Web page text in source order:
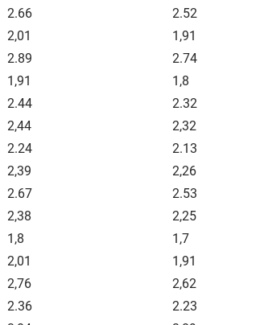
2.66 2.52
2,01 1,91
2.89 2.74
1,91 1,8
2.44 2.32
2,44 2,32
2.24 2.13
2,39 2,26
2.67 2.53
2,38 2,25
1,8 1,7
2,01 1,91
2,76 2,62
2.36 2.23